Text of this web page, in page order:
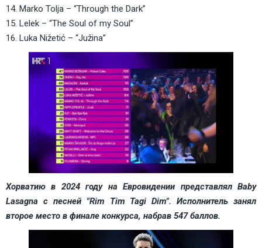
14. Marko Tolja – “Through the Dark”
15. Lelek – “The Soul of my Soul”
16. Luka Nižetić – “Južina”
Хорватию в 2024 году на Евровидении представлял Baby
Lasagna с песней "Rim Tim Tagi Dim". Исполнитель занял
второе место в финале конкурса, набрав 547 баллов.